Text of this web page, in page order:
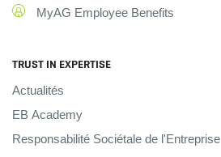
MyAG Employee Benefits
TRUST IN EXPERTISE
Actualités
EB Academy
Responsabilité Sociétale de l'Entreprise